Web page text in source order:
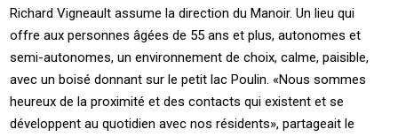
Richard Vigneault assume la direction du Manoir. Un lieu qui
offre aux personnes âgées de 55 ans et plus, autonomes et
semi-autonomes, un environnement de choix, calme, paisible,
avec un boisé donnant sur le petit lac Poulin. «Nous sommes
heureux de la proximité et des contacts qui existent et se
développent au quotidien avec nos résidents», partageait le